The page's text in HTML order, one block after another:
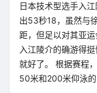
日本技术型选手入
出53秒18，虽然与
距，但足以对其亚
入江陵介的确游得
就好了。 根据赛程
50米和200米仰泳